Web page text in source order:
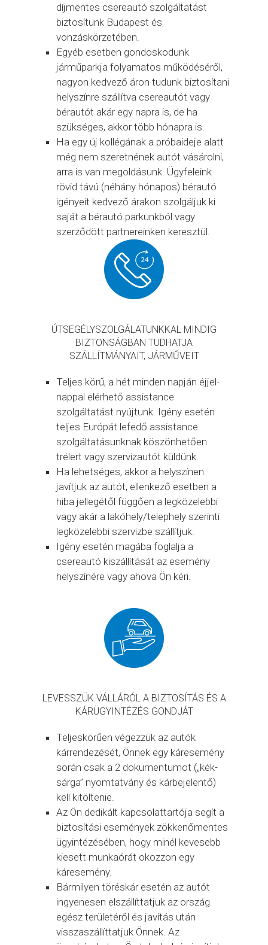
díjmentes csereautó szolgáltatást
biztosítunk Budapest és
vonzáskörzetében.
Egyéb esetben gondoskodunk
járműparkja folyamatos működéséről,
nagyon kedvező áron tudunk biztosítani
helyszínre szállítva csereautót vagy
bérautót akár egy napra is, de ha
szükséges, akkor több hónapra is.
Ha egy új kollégának a próbaideje alatt
még nem szeretnének autót vásárolni,
arra is van megoldásunk. Ügyfeleink
rövid távú (néhány hónapos) bérautó
igényeit kedvező árakon szolgáljuk ki
saját a bérautó parkunkból vagy
szerződött partnereinken keresztül.
ÚTSEGÉLYSZOLGÁLATUNKKAL MINDIG
BIZTONSÁGBAN TUDHATJA
SZÁLLÍTMÁNYAIT, JÁRMŰVEIT
Teljes körű, a hét minden napján éjjel-
nappal elérhető assistance
szolgáltatást nyújtunk. Igény esetén
teljes Európát lefedő assistance
szolgáltatásunknak köszönhetően
trélert vagy szervizautót küldünk.
Ha lehetséges, akkor a helyszínen
javítjuk az autót, ellenkező esetben a
hiba jellegétől függően a legközelebbi
vagy akár a lakóhely/telephely szerinti
legközelebbi szervizbe szállítjuk.
Igény esetén magába foglalja a
csereautó kiszállítását az esemény
helyszínére vagy ahova Ön kéri.
LEVESSZÜK VÁLLÁRÓL A BIZTOSÍTÁS ÉS A
KÁRÜGYINTÉZÉS GONDJÁT
Teljeskörűen végezzük az autók
kárrendezését, Önnek egy káresemény
során csak a 2 dokumentumot („kék-
sárga” nyomtatvány és kárbejelentő)
kell kitöltenie.
Az Ön dedikált kapcsolattartója segít a
biztosítási események zökkenőmentes
ügyintézésében, hogy minél kevesebb
kiesett munkaórát okozzon egy
káresemény.
Bármilyen töréskár esetén az autót
ingyenesen elszállíttatjuk az ország
egész területéről és javítás után
visszaszállíttatjuk Önnek. Az